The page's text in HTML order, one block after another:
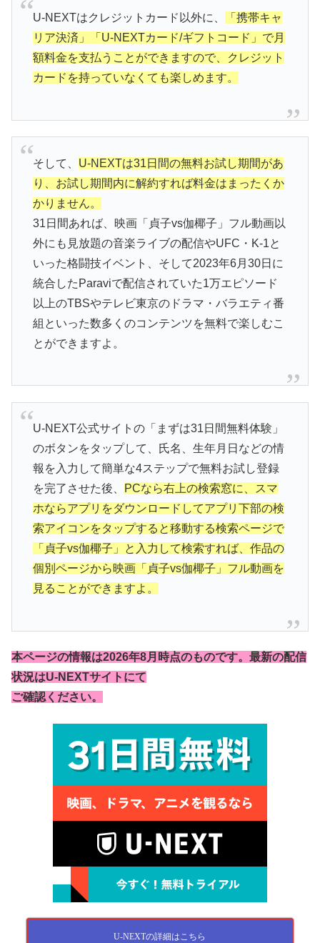
U-NEXTはクレジットカード以外に、
「携帯キャ
リア決済」「U-NEXTカード/ギフトコード」で月
額料金を支払うことができますので、クレジット
カードを持っていなくても楽しめます。
そして、 U-NEXTは31日間の無料お試し期間があ
り、お試し期間内に解約すれば料金はまったくか
かりません。
31日間あれば、映画「貞子vs伽椰子」フル動画以
外にも見放題の音楽ライブの配信やUFC・K-1と
いった格闘技イベント、そして2023年6月30日に
統合したParaviで配信されていた1万エピソード
以上のTBSやテレビ東京のドラマ・バラエティ番
組といった数多くのコンテンツを無料で楽しむこ
とができますよ。
U-NEXT公式サイトの「まずは31日間無料体験」
のボタンをタップして、氏名、生年月日などの情
報を入力して簡単な4ステップで無料お試し登録
を完了させた後、
PCなら右上の検索窓に、スマ
ホならアプリをダウンロードしてアプリ下部の検
索アイコンをタップすると移動する検索ページで
「貞子vs伽椰子」と入力して検索すれば、作品の
個別ページから映画「貞子vs伽椰子」フル動画を
見ることができますよ。
本ページの情報は2026年8月時点のものです。最新の配信
状況はU-NEXTサイトにて
ご確認ください。
U-NEXTの詳細はこちら